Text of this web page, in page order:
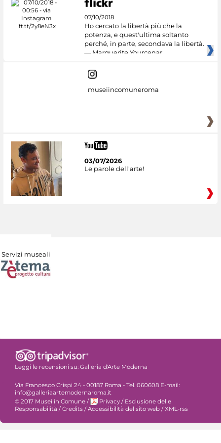
07/10/2018
Ho cercato la libertà più che la
potenza, e quest'ultima soltanto
perché, in parte, secondava la libertà.
— Marguerite Yourcenar
museiincomuneroma
03/07/2026
Le parole dell'arte!
Servizi museali
Leggi le recensioni su: Galleria d'Arte Moderna
Via Francesco Crispi 24 - 00187 Roma - Tel. 060608 E-mail:
info@galleriaartemodernaroma.it
© 2017 Musei in Comune / Privacy / Esclusione delle
Responsabilità / Credits / Accessibilità del sito web / XML-rss